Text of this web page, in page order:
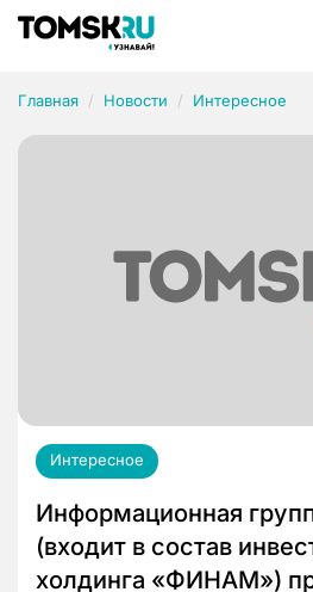
Главная Новости Интересное
Интересное
Информационная
(входит в состав
холдинга «ФИНАМ»)